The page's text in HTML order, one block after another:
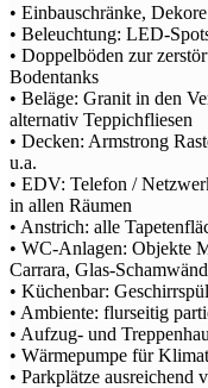
• Einbauschränke,
• Beleuchtung: LED-
• Doppelböden zur
Bodentanks
• Beläge: Granit in den
alternativ Teppichfliesen
• Decken: Armstrong
u.a.
• EDV: Telefon /
in allen Räumen
• Anstrich: alle
• WC-Anlagen: Objekte
Carrara, Glas-
• Küchenbar:
• Ambiente: flurseitig
• Aufzug- und
• Wärmepumpe für
• Parkplätze ausreichend